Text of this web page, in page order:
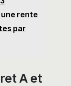
rente
par
A et